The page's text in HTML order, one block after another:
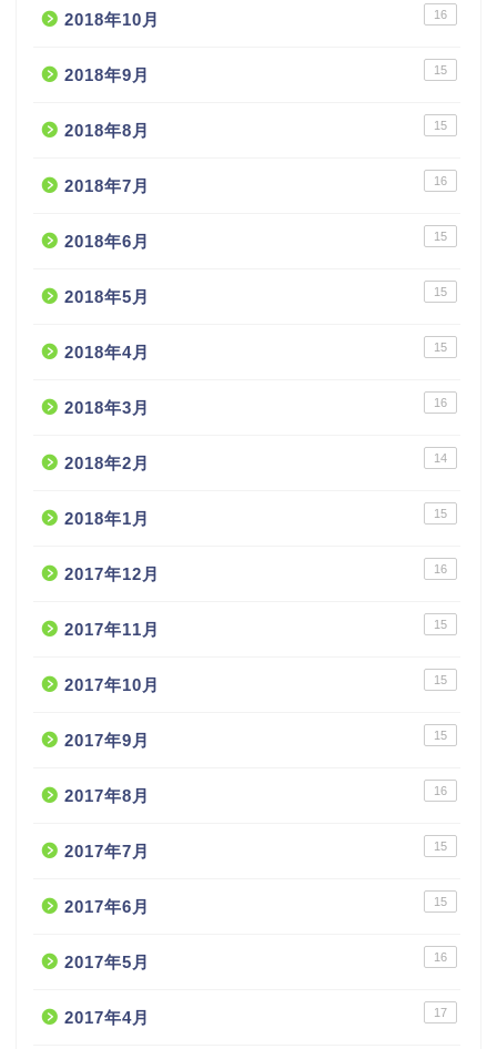
2018年10月 16
2018年9月 15
2018年8月 15
2018年7月 16
2018年6月 15
2018年5月 15
2018年4月 15
2018年3月 16
2018年2月 14
2018年1月 15
2017年12月 16
2017年11月 15
2017年10月 15
2017年9月 15
2017年8月 16
2017年7月 15
2017年6月 15
2017年5月 16
2017年4月 17